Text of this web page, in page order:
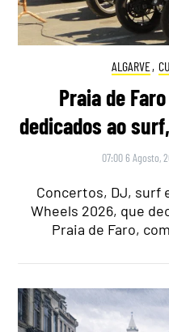
ALGARVE,
Praia de
dedicados ao
07:00 6 Agosto,
Concertos, DJ, surf
Wheels 2026, que
Praia de Faro,